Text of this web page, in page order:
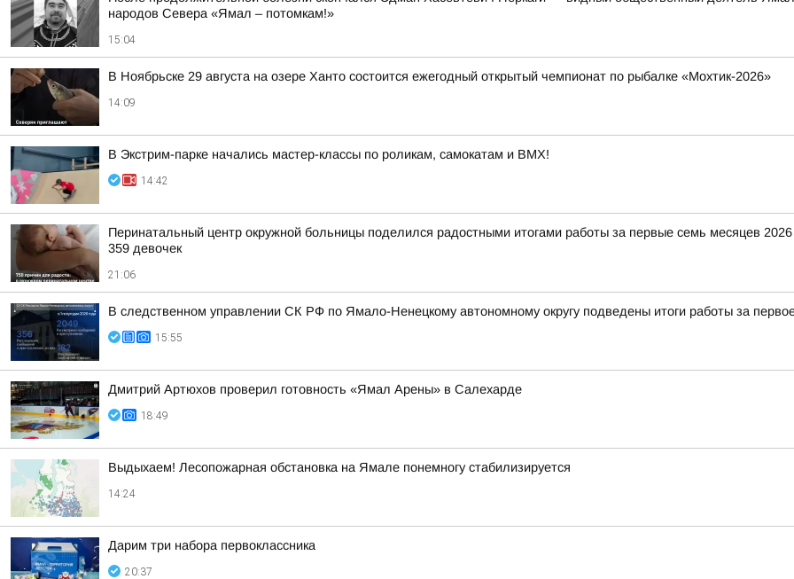
народов Севера «Ямал – потомкам!»
15:04
В Ноябрьске 29 августа на озере Ханто состоится ежегодный открытый чемпионат по рыбалке «Мохтик-2026»
14:09
В Экстрим-парке начались мастер-классы по роликам, самокатам и BMX!
14:42
Перинатальный центр окружной больницы поделился радостными итогами работы за первые семь месяцев
359 девочек
21:06
В следственном управлении СК РФ по Ямало-Ненецкому автономному округу подведены итоги работы за
15:55
Дмитрий Артюхов проверил готовность «Ямал Арены» в Салехарде
18:49
Выдыхаем! Лесопожарная обстановка на Ямале понемногу стабилизируется
14:24
Дарим три набора первоклассника
20:37